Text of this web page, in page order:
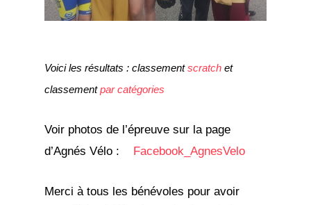
Voici les résultats : classementscratch et
classementpar catégories
Voir photos de l’épreuve sur la page
d’Agnés Vélo : Facebook_AgnesVelo
Merci à tous les bénévoles pour avoir